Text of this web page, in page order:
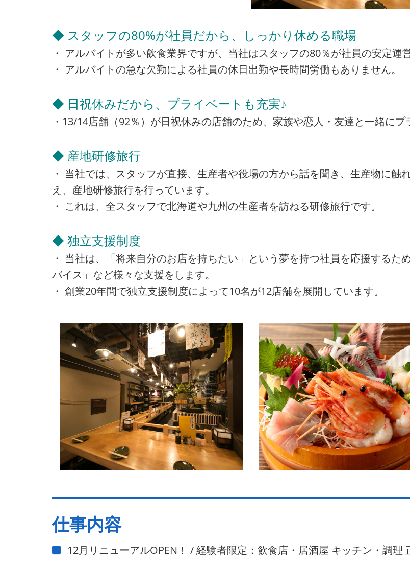
◆ スタッフの80%が社員だから、しっかり休める職場
・ アルバイトが多い飲食業界ですが、当社はスタッフの80％が社員の安定運
・ アルバイトの急な欠勤による社員の休日出勤や長時間労働もありません。
◆ 日祝休みだから、プライベートも充実♪
・13/14店舗（92％）が日祝休みの店舗のため、家族や恋人・友達と一緒にプ
◆ 産地研修旅行
・ 当社では、スタッフが直接、生産者や役場の方から話を聞き、生産物に
え、産地研修旅行を行っています。
・ これは、全スタッフで北海道や九州の生産者を訪ねる研修旅行です。
◆ 独立支援制度
・ 当社は、「将来自分のお店を持ちたい」という夢を持つ社員を応援する
バイス」など様々な支援をします。
・ 創業20年間で独立支援制度によって10名が12店舗を展開しています。
仕事内容
12月リニューアルOPEN！ / 経験者限定：飲食店・居酒屋 キッチン・調理